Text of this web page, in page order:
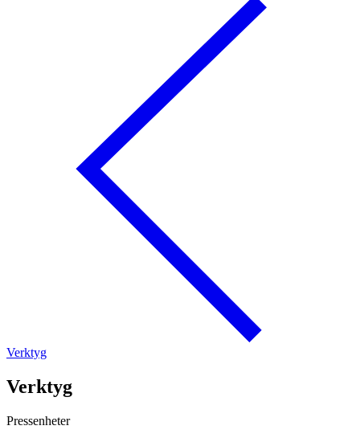
Verktyg
Verktyg
Pressenheter